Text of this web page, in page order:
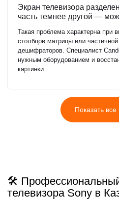
Экран телевизора
часть темнее другой —
Такая проблема характерна при
столбцов матрицы или
дешифраторов. Специалист
нужным оборудованием и
картинки.
Показать
🛠️
телевизора Sony в